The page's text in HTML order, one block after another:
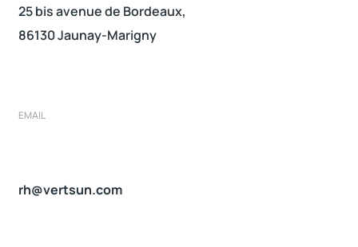
25 bis avenue de Bordeaux,
86130 Jaunay-Marigny
EMAIL
rh@vertsun.com